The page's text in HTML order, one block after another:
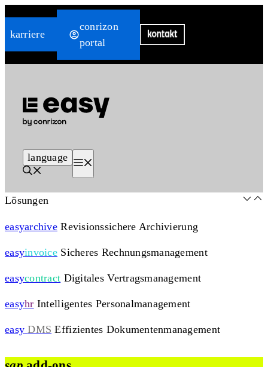
Inhalt
karriere
conrizon
portal
language
Lösungen
easyarchive Revisionssichere Archivierung
easyinvoice Sicheres Rechnungsmanagement
easycontract Digitales Vertragsmanagement
easyhr Intelligentes Personalmanagement
easy DMS Effizientes Dokumentenmanagement